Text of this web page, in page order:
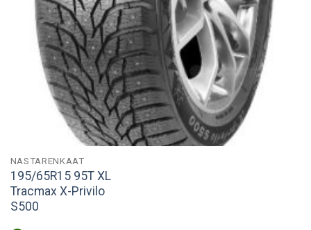
NASTARENKAAT
195/65R15 95T XL
Tracmax X-Privilo
S500